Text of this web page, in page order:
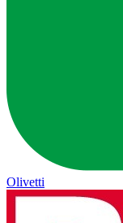
Olivetti